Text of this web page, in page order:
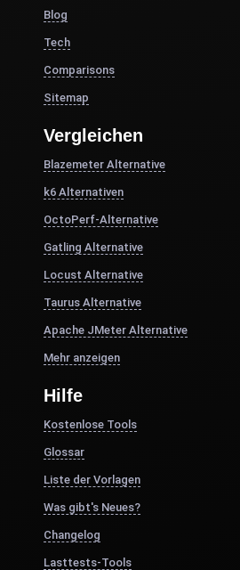
Blog
Tech
Comparisons
Sitemap
Vergleichen
Blazemeter Alternative
k6 Alternativen
OctoPerf-Alternative
Gatling Alternative
Locust Alternative
Taurus Alternative
Apache JMeter Alternative
Mehr anzeigen
Hilfe
Kostenlose Tools
Glossar
Liste der Vorlagen
Was gibt's Neues?
Changelog
Lasttests-Tools